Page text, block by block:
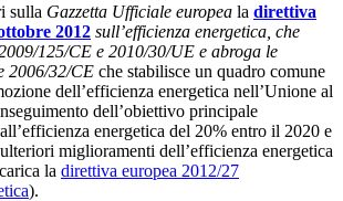
sulla Gazzetta Ufficiale europea la direttiva
2012 sull’efficienza energetica, che
125/CE e 2010/30/UE e abroga le
2006/32/CE che stabilisce un quadro comune
dell’efficienza energetica nell’Unione al
dell’obiettivo principale
energetica del 20% entro il 2020 e
miglioramenti dell’efficienza energetica
la direttiva europea 2012/27
).